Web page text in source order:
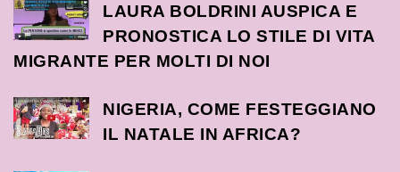
LAURA BOLDRINI AUSPICA E
PRONOSTICA LO STILE DI VITA
MIGRANTE PER MOLTI DI NOI
NIGERIA, COME FESTEGGIANO
IL NATALE IN AFRICA?